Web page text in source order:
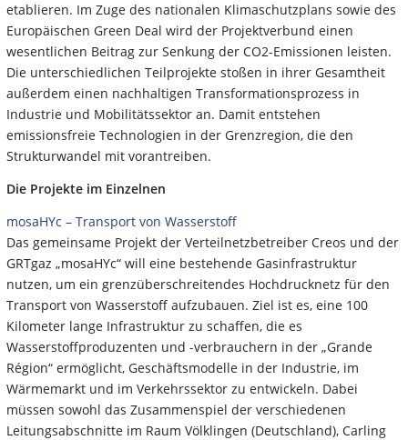
etablieren. Im Zuge des nationalen Klimaschutzplans sowie des
Europäischen Green Deal wird der Projektverbund einen
wesentlichen Beitrag zur Senkung der CO2-Emissionen leisten.
Die unterschiedlichen Teilprojekte stoßen in ihrer Gesamtheit
außerdem einen nachhaltigen Transformationsprozess in
Industrie und Mobilitätssektor an. Damit entstehen
emissionsfreie Technologien in der Grenzregion, die den
Strukturwandel mit vorantreiben.
Die Projekte im Einzelnen
mosaHYc – Transport von Wasserstoff
Das gemeinsame Projekt der Verteilnetzbetreiber Creos und der
GRTgaz „mosaHYc“ will eine bestehende Gasinfrastruktur
nutzen, um ein grenzüberschreitendes Hochdrucknetz für den
Transport von Wasserstoff aufzubauen. Ziel ist es, eine 100
Kilometer lange Infrastruktur zu schaffen, die es
Wasserstoffproduzenten und -verbrauchern in der „Grande
Région“ ermöglicht, Geschäftsmodelle in der Industrie, im
Wärmemarkt und im Verkehrssektor zu entwickeln. Dabei
müssen sowohl das Zusammenspiel der verschiedenen
Leitungsabschnitte im Raum Völklingen (Deutschland), Carling